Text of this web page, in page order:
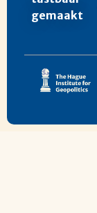
gemaakt